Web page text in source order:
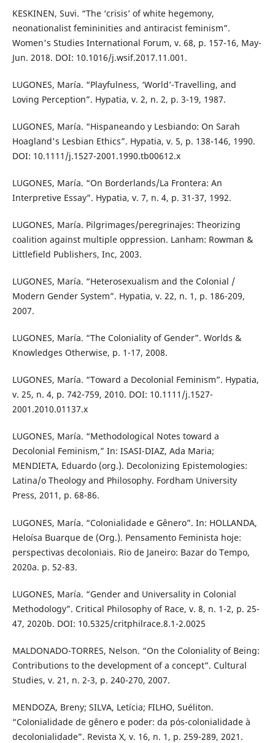
KESKINEN, Suvi. “The ‘crisis’ of white hegemony,
neonationalist femininities and antiracist feminism”.
Women's Studies International Forum, v. 68, p. 157-16, May-
Jun. 2018. DOI: 10.1016/j.wsif.2017.11.001.
LUGONES, María. “Playfulness, ‘World’-Travelling, and
Loving Perception”. Hypatia, v. 2, n. 2, p. 3-19, 1987.
LUGONES, María. “Hispaneando y Lesbiando: On Sarah
Hoagland's Lesbian Ethics”. Hypatia, v. 5, p. 138-146, 1990.
DOI: 10.1111/j.1527-2001.1990.tb00612.x
LUGONES, María. “On Borderlands/La Frontera: An
Interpretive Essay”. Hypatia, v. 7, n. 4, p. 31-37, 1992.
LUGONES, María. Pilgrimages/peregrinajes: Theorizing
coalition against multiple oppression. Lanham: Rowman &
Littlefield Publishers, Inc, 2003.
LUGONES, María. “Heterosexualism and the Colonial /
Modern Gender System”. Hypatia, v. 22, n. 1, p. 186-209,
2007.
LUGONES, María. “The Coloniality of Gender”. Worlds &
Knowledges Otherwise, p. 1-17, 2008.
LUGONES, María. “Toward a Decolonial Feminism”. Hypatia,
v. 25, n. 4, p. 742-759, 2010. DOI: 10.1111/j.1527-
2001.2010.01137.x
LUGONES, María. “Methodological Notes toward a
Decolonial Feminism,” In: ISASI-DIAZ, Ada Maria;
MENDIETA, Eduardo (org.). Decolonizing Epistemologies:
Latina/o Theology and Philosophy. Fordham University
Press, 2011, p. 68-86.
LUGONES, María. “Colonialidade e Gênero”. In: HOLLANDA,
Heloísa Buarque de (Org.). Pensamento Feminista hoje:
perspectivas decoloniais. Rio de Janeiro: Bazar do Tempo,
2020a. p. 52-83.
LUGONES, María. “Gender and Universality in Colonial
Methodology”. Critical Philosophy of Race, v. 8, n. 1-2, p. 25-
47, 2020b. DOI: 10.5325/critphilrace.8.1-2.0025
MALDONADO-TORRES, Nelson. “On the Coloniality of Being:
Contributions to the development of a concept”. Cultural
Studies, v. 21, n. 2-3, p. 240-270, 2007.
MENDOZA, Breny; SILVA, Letícia; FILHO, Suéliton.
“Colonialidade de gênero e poder: da pós-colonialidade à
decolonialidade”. Revista X, v. 16, n. 1, p. 259-289, 2021.